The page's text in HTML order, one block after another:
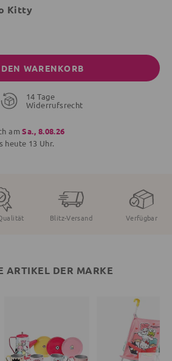
Kitty
WARENKORB
14 Tage
Widerrufsrecht
amSa., 8.08.26
heute 13 Uhr.
Blitz-Versand Verfügbar
ARTIKEL DER MARKE